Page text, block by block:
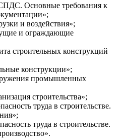
Основные требования к
и воздействия»;
и ограждающие
строительных конструкций
конструкции»;
промышленных
строительства»;
труда в строительстве.
труда в строительстве.